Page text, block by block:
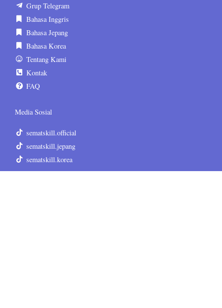
Grup Telegram
Bahasa Inggris
Bahasa Jepang
Bahasa Korea
Tentang Kami
Kontak
FAQ
Media Sosial
sematskill.official
sematskill.jepang
sematskill.korea